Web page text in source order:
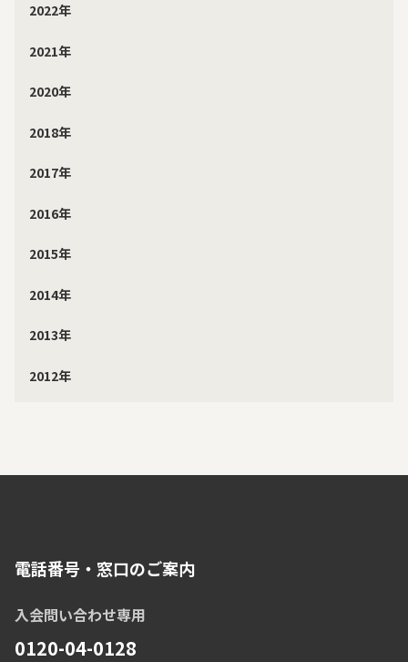
2022年
2021年
2020年
2018年
2017年
2016年
2015年
2014年
2013年
2012年
電話番号・窓口のご案内
入会問い合わせ専用
0120-04-0128